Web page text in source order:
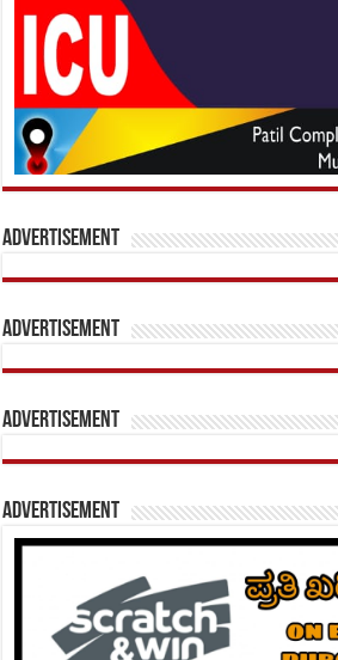
Advertisement
Advertisement
Advertisement
Advertisement